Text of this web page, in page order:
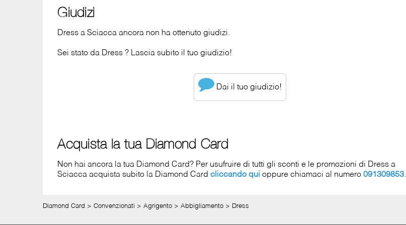
Giudizi
Dress a Sciacca ancora non ha ottenuto giudizi.
Sei stato da Dress ? Lascia subito il tuo giudizio!
Dai il tuo giudizio!
Acquista la tua Diamond Card
Non hai ancora la tua Diamond Card? Per usufruire di tutti gli sconti e le promozioni di Dress a
Sciacca acquista subito la Diamond Cardcliccando qui oppure chiamaci al numero091309853.
Diamond Card > Convenzionati > Agrigento > Abbigliamento > Dress